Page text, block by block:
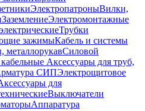
ЭлектропатроныВилки,
ЗаземлениеЭлектромонтажные
Трубки
зажимыКабель и системы
металлорукавСиловой
Аксессуары для труб,
СИПЭлектрощитовое
для
Выключатели
Аппаратура